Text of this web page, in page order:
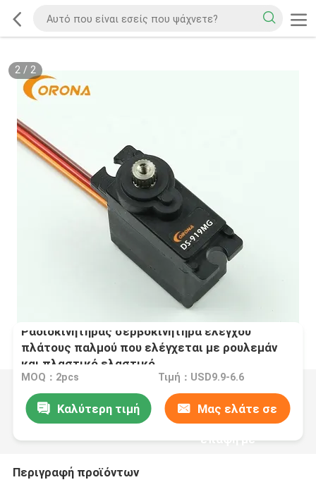
2/ 2
Ραδιοκινητήρας σερβοκινητήρα ελέγχου
πλάτους παλμού που ελέγχεται με ρουλεμάν
και πλαστικό ελαστικό
MOQ：2pcs Τιμή：USD9.9-6.6
Καλύτερη τιμή Μας ελάτε σε
επαφή με
Περιγραφή προϊόντων